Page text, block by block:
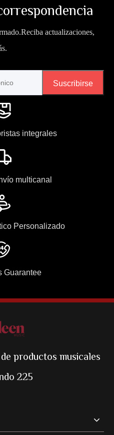
actualizaciones,
Suscribirse
integrales
multicanal
Personalizado
Guarantee
productos musicales
225